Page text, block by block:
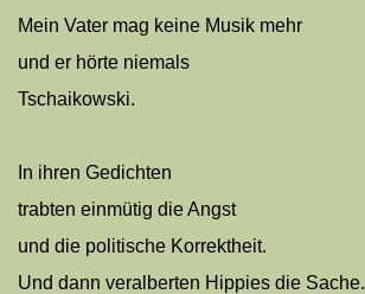
Mein Vater mag keine Musik mehr
und er hörte niemals
Tschaikowski.
In ihren Gedichten
trabten einmütig die Angst
und die politische Korrektheit.
Und dann veralberten Hippies die Sache.